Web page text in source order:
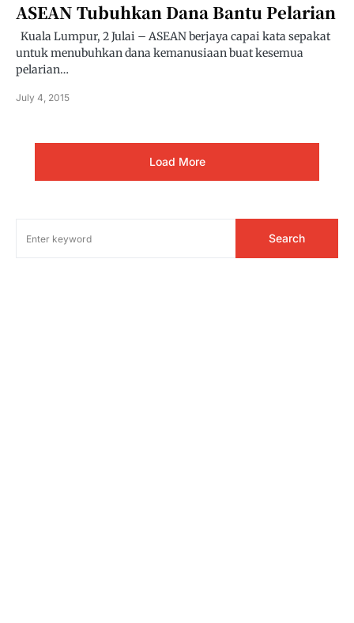
ASEAN Tubuhkan Dana Bantu Pelarian
Kuala Lumpur, 2 Julai – ASEAN berjaya capai kata sepakat
untuk menubuhkan dana kemanusiaan buat kesemua
pelarian…
July 4, 2015
Load More
Search